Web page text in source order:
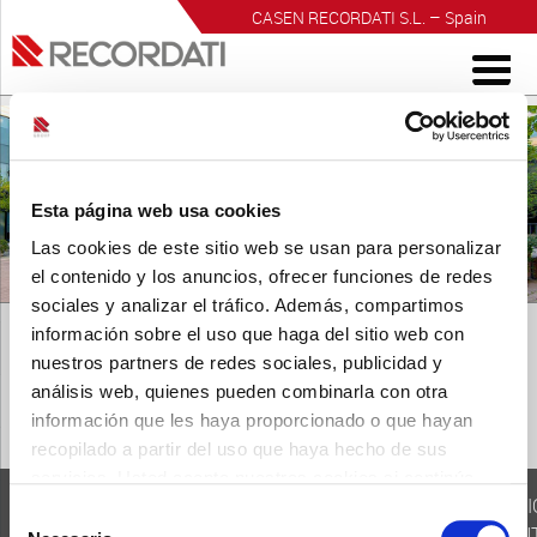
Esta página web usa cookies
Las cookies de este sitio web se usan para personalizar
el contenido y los anuncios, ofrecer funciones de redes
sociales y analizar el tráfico. Además, compartimos
información sobre el uso que haga del sitio web con
nuestros partners de redes sociales, publicidad y
análisis web, quienes pueden combinarla con otra
información que les haya proporcionado o que hayan
recopilado a partir del uso que haya hecho de sus
CASEN RECORDATI S.L. – Spain